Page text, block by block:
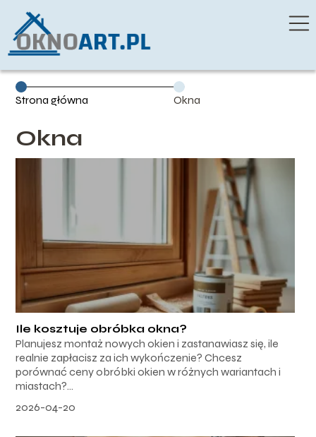
Strona główna Okna
Okna
Ile kosztuje obróbka okna?
Planujesz montaż nowych okien i zastanawiasz się, ile
realnie zapłacisz za ich wykończenie? Chcesz
porównać ceny obróbki okien w różnych wariantach i
miastach?...
2026-04-20